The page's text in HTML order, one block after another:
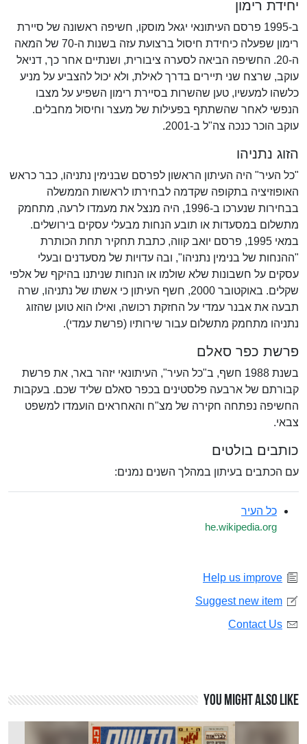
יחידת רימון
ב-1995 פרסם העיתונאי יגאל מוסקו, חשיפה ראשונה של סיירת
רימון שפעלה כיחידת חיסול ברצועת עזה בשנות ה-70 של המאה
ה-20. החשיפה הביאה לסערה ציבורית, ושנתיים אחר כך, דניאל
עוקב, שרצח שני תיירים בדרך לאילת, ולא יכול להצביע על מניע
כלשהו למעשיו, טען שהשרות בסיירת רימון השפיע על מצבו
הנפשי לאחר שהשתתף בפעילות של מעצר וחיסול מחבלים.
עוקב הוכר כנכה צה"ל ב-2001.
הזוג נתניהו
"כל העיר" היה העיתון הראשון לפרסם שבנימין נתניהו, כבר כראש
האופוזיציה בתקופה שקדמה לבחירתו לראשות הממשלה
בבחירות שנערכו ב-1996, היה מנצל את מעמדו לרעה, מתחמק
מתשלום במסעדות או תובע הנחות מבעלי עסקים בירושלים.
במאי 1995, פרסם יואב קווה, כתבת תחקיר תחת הכותרת
"ההנחות של בנימין נתניהו", ובה עדויות של מסעדנים ובעלי
עסקים על חשבונות שלא שולמו או הנחות שניתנו בהיקף של אלפי
שקלים. באוקטובר 2000, חשף העיתון כי אשתו של נתניהו, שרה
תבעה את אבנר עמדי על החזקת רכושה, ואילו הוא טוען שהזוג
נתניהו מתחמק מתשלום עבור שירותיו (פרשת עמדי).
פרשת כפר סאלם
בשנת 1988 חשף, ב"כל העיר", העיתונאי יזהר באר, את פרשת
קבורתם של ארבעה פלסטינים בכפר סאלם שליד שכם. בעקבות
החשיפה נפתחה חקירה של מצ"ח והאחראים הועמדו למשפט
צבאי.
כותבים בולטים
עם הכתבים בעיתון במהלך השנים נמנים:
כל העיר
he.wikipedia.org
Help us improve
Suggest new item
Contact Us
You might also like